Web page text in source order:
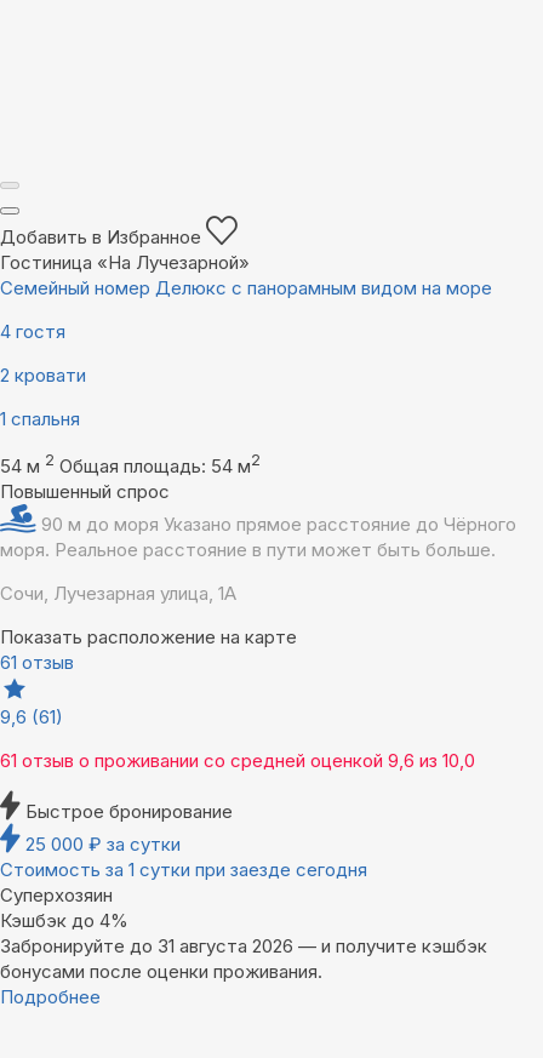
Добавить в Избранное
Гостиница «На Лучезарной»
Семейный номер Делюкс с панорамным видом на море
4 гостя
2 кровати
1 спальня
54 м 2 Общая площадь: 54 м2
Повышенный спрос
90 м до моря Указано прямое расстояние до Чёрного
моря. Реальное расстояние в пути может быть больше.
Сочи, Лучезарная улица, 1А
Показать расположение на карте
61 отзыв
9,6 (61)
61 отзыв о проживании со средней оценкой 9,6 из 10,0
Быстрое бронирование
25 000 ₽ за сутки
Стоимость за 1 сутки при заезде сегодня
Суперхозяин
Кэшбэк до 4%
Забронируйте до 31 августа 2026 — и получите кэшбэк
бонусами после оценки проживания.
Подробнее